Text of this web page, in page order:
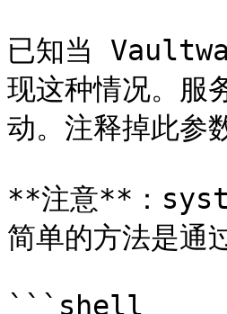
已知当
现这种情况。
动。注释掉此参
**注意**：
简单的方法是通
```shell